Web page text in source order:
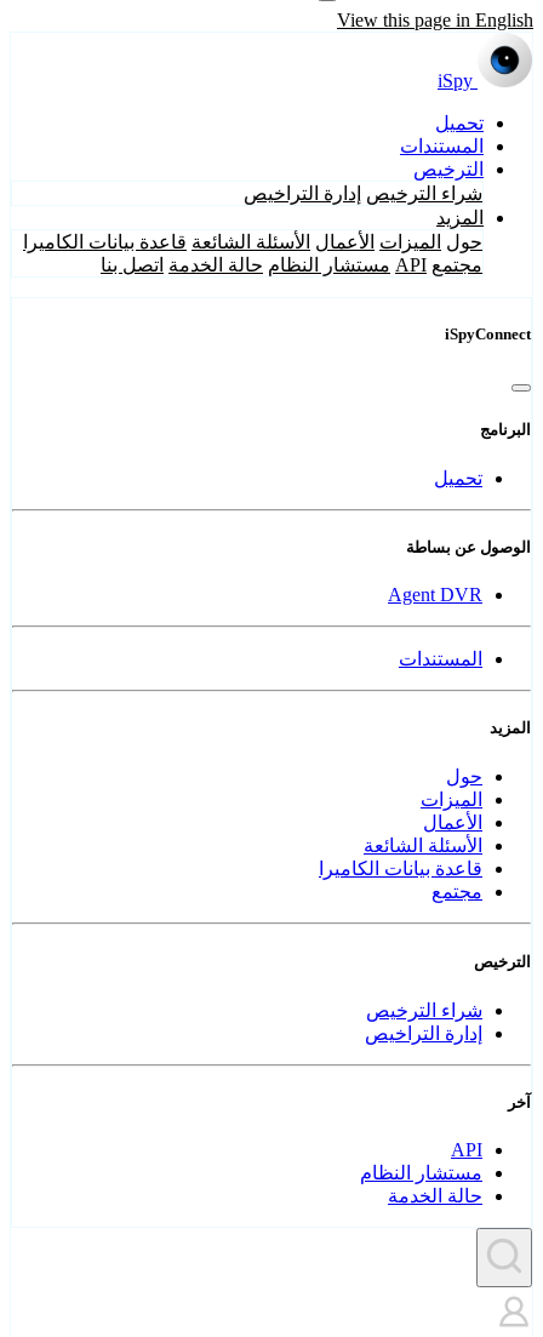
View this page in English
iSpy
تحميل
المستندات
الترخيص
شراء الترخيص إدارة التراخيص
المزيد
حول الميزات الأعمال الأسئلة الشائعة قاعدة بيانات الكاميرا
مجتمع API مستشار النظام حالة الخدمة اتصل بنا
iSpyConnect
البرنامج
تحميل
الوصول عن بساطة
Agent DVR
المستندات
المزيد
حول
الميزات
الأعمال
الأسئلة الشائعة
قاعدة بيانات الكاميرا
مجتمع
الترخيص
شراء الترخيص
إدارة التراخيص
آخر
API
مستشار النظام
حالة الخدمة